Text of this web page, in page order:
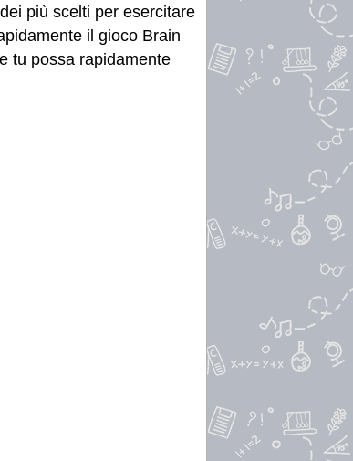
più scelti per esercitare
il gioco Brain
tu possa rapidamente